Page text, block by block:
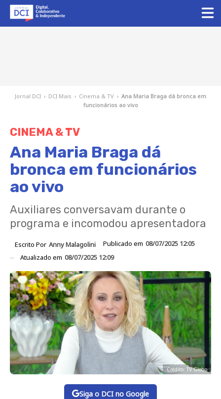
Jornal DCI › DCI Mais › Cinema & TV › Ana Maria Braga dá bronca em
funcionários ao vivo
CINEMA & TV
Ana Maria Braga dá
bronca em funcionários
ao vivo
Auxiliares conversavam durante o
programa e incomodou apresentadora
Escrito Por Anny Malagolini Publicado em 08/07/2025 12:05
Atualizado em 08/07/2025 12:09
Crédito: TV Globo
Siga o DCI no Google